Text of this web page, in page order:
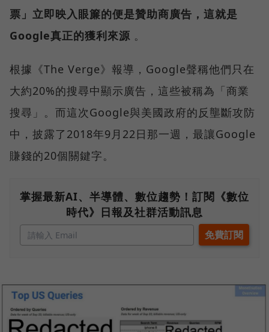
票」立即映入眼簾的便是贊助商廣告，這就是
Google真正的獲利來源 。
根據《The Verge》報導，Google聲稱他們只在
大約20%的搜尋中顯示廣告，這些被稱為「商業
搜尋」。而這次Google與美國政府的反壟斷攻防
中，披露了2018年9月22日那一週，最讓Google
賺錢的20個關鍵字。
掌握最新AI、半導體、數位趨勢！訂閱《數位
時代》日報及社群活動訊息